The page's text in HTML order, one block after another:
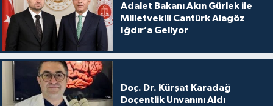
Adalet Bakanı Akın Gürlek ile
Milletvekili Cantürk Alagöz
Iğdır’a Geliyor
Doç. Dr. Kürşat Karadağ
Doçentlik Unvanını Aldı